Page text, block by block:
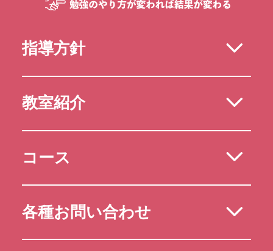
指導方針
教室紹介
コース
各種お問い合わせ